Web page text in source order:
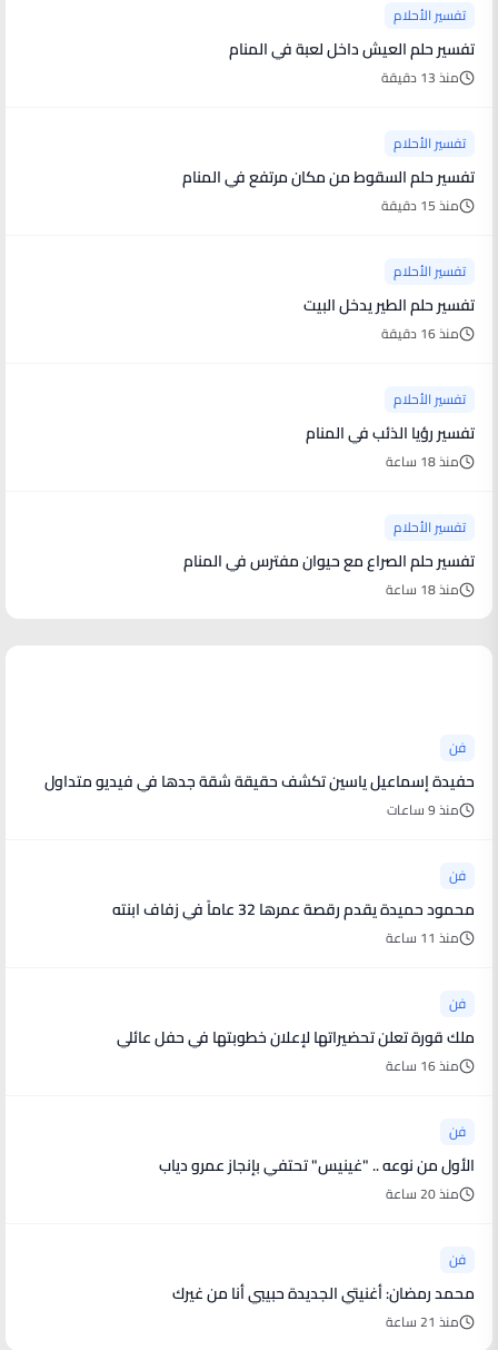
تفسير الأحلام
تفسير حلم العيش داخل لعبة في المنام
منذ 13 دقيقة
تفسير الأحلام
تفسير حلم السقوط من مكان مرتفع في المنام
منذ 15 دقيقة
تفسير الأحلام
تفسير حلم الطير يدخل البيت
منذ 16 دقيقة
تفسير الأحلام
تفسير رؤيا الذئب في المنام
منذ 18 ساعة
تفسير الأحلام
تفسير حلم الصراع مع حيوان مفترس في المنام
منذ 18 ساعة
فن
حفيدة إسماعيل ياسين تكشف حقيقة شقة جدها في فيديو متداول
منذ 9 ساعات
فن
محمود حميدة يقدم رقصة عمرها 32 عاماً في زفاف ابنته
منذ 11 ساعة
فن
ملك قورة تعلن تحضيراتها لإعلان خطوبتها في حفل عائلي
منذ 16 ساعة
فن
الأول من نوعه .. "غينيس" تحتفي بإنجاز عمرو دياب
منذ 20 ساعة
فن
محمد رمضان: أغنيتي الجديدة حبيبي أنا من غيرك
منذ 21 ساعة